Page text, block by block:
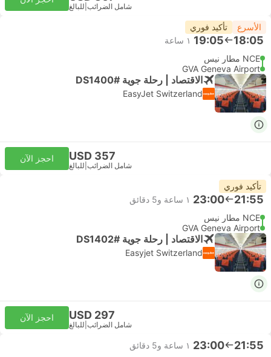
شامل الضرائب للبالغ
الأسرع تأكيد فوري
18:05
19:05 ١ ساعة
NCE مطار نيس
GVA Geneva Airport
الاقتصاد | رحلة جوية #DS1400
EasyJet Switzerland
USD 357
شامل الضرائب للبالغ
احجز الآن
تأكيد فوري
21:55
23:00 ١ ساعة و‫5 دقائق
NCE مطار نيس
GVA Geneva Airport
الاقتصاد | رحلة جوية #DS1402
Easyjet Switzerland
USD 297
شامل الضرائب للبالغ
احجز الآن
21:55
23:00 ١ ساعة و‫5 دقائق